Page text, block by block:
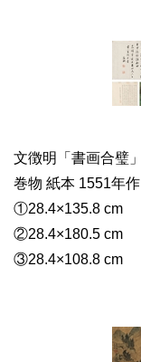
文徴明「書画合璧」
巻物 紙本 1551年作
①28.4×135.8 cm
②28.4×180.5 cm
③28.4×108.8 cm